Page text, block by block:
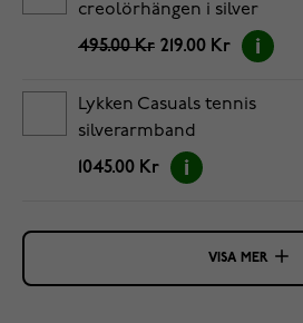
creolörhängen i silver
495.00 Kr 219.00 Kr
Lykken Casuals tennis
silverarmband
1045.00 Kr
VISA MER